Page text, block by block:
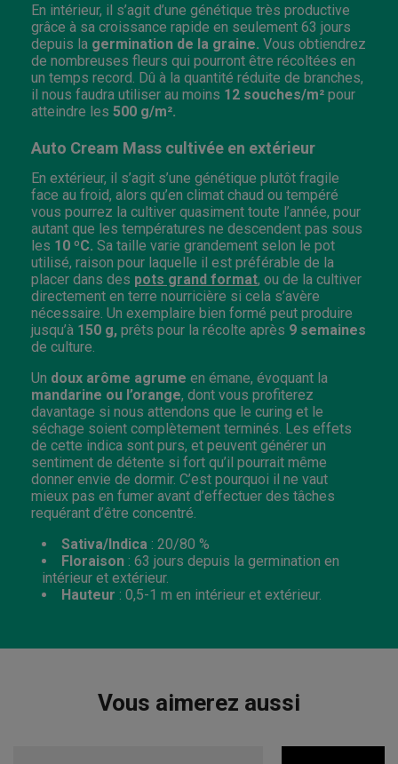
En intérieur, il s’agit d’une génétique très productive
grâce à sa croissance rapide en seulement 63 jours
depuis la germination de la graine. Vous obtiendrez
de nombreuses fleurs qui pourront être récoltées en
un temps record. Dû à la quantité réduite de branches,
il nous faudra utiliser au moins 12 souches/m² pour
atteindre les 500 g/m².
Auto Cream Mass cultivée en extérieur
En extérieur, il s’agit s’une génétique plutôt fragile
face au froid, alors qu’en climat chaud ou tempéré
vous pourrez la cultiver quasiment toute l’année, pour
autant que les températures ne descendent pas sous
les 10 ºC. Sa taille varie grandement selon le pot
utilisé, raison pour laquelle il est préférable de la
placer dans des pots grand format, ou de la cultiver
directement en terre nourricière si cela s’avère
nécessaire. Un exemplaire bien formé peut produire
jusqu’à 150 g, prêts pour la récolte après 9 semaines
de culture.
Un doux arôme agrume en émane, évoquant la
mandarine ou l’orange, dont vous profiterez
davantage si nous attendons que le curing et le
séchage soient complètement terminés. Les effets
de cette indica sont purs, et peuvent générer un
sentiment de détente si fort qu’il pourrait même
donner envie de dormir. C’est pourquoi il ne vaut
mieux pas en fumer avant d’effectuer des tâches
requérant d’être concentré.
Sativa/Indica : 20/80 %
Floraison : 63 jours depuis la germination en
intérieur et extérieur.
Hauteur : 0,5-1 m en intérieur et extérieur.
Vous aimerez aussi